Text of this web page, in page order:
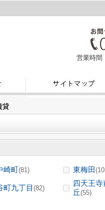
営業時間
貸
崎町(81) 東梅田
町九丁目 (82)
四天王寺
丘(55)